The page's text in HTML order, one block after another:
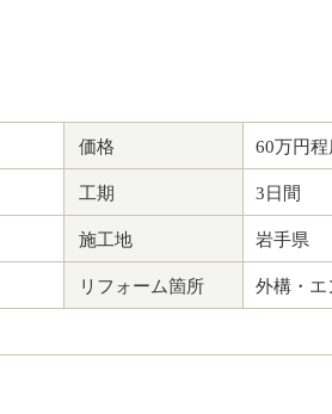
価格 60万円程
工期 3日間
施工地 岩手県
リフォーム箇所 外構・エ